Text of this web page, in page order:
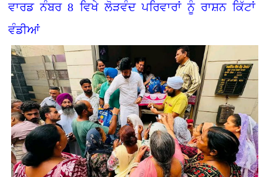
ਵਾਰਡ ਨੰਬਰ 8 ਵਿਖੇ ਲੋੜਵੰਦ ਪਰਿਵਾਰਾਂ ਨੂੰ ਰਾਸ਼ਨ ਕਿੱਟਾਂ
ਵੰਡੀਆਂ